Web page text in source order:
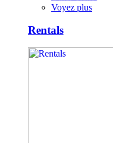
Voyez plus
Rentals